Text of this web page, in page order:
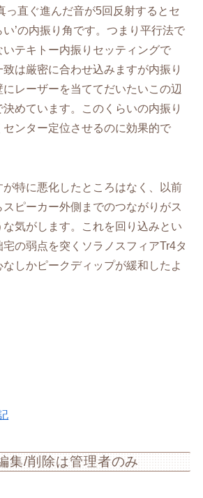
っ直ぐ進んだ音が5回反射するとセ
’の内振り角です。つまり平行法で
いテキトー内振りセッティングで
は厳密に合わせ込みますが内振り
レーザーを当ててだいたいこの辺
めています。このくらいの内振り
ンター定位させるのに効果的で
が特に悪化したところはなく、以前
ピーカー外側までのつながりがス
な気がします。これを回り込みとい
の弱点を突くソラノスフィアTr4タ
しかピークディップが緩和したよ
集/削除は管理者のみ